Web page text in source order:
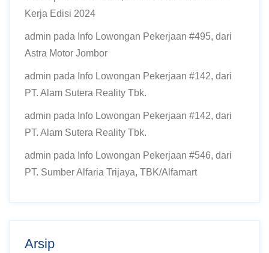
Kerja Edisi 2024
admin pada Info Lowongan Pekerjaan #495, dari
Astra Motor Jombor
admin pada Info Lowongan Pekerjaan #142, dari
PT. Alam Sutera Reality Tbk.
admin pada Info Lowongan Pekerjaan #142, dari
PT. Alam Sutera Reality Tbk.
admin pada Info Lowongan Pekerjaan #546, dari
PT. Sumber Alfaria Trijaya, TBK/Alfamart
Arsip